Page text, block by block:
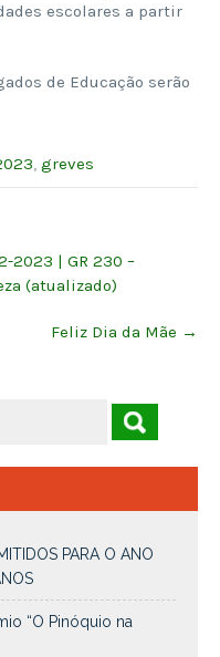
escolares a partir
de Educação serão
, greves
2023 | GR 230 –
(atualizado)
Feliz Dia da Mãe →
PARA O ANO
“O Pinóquio na